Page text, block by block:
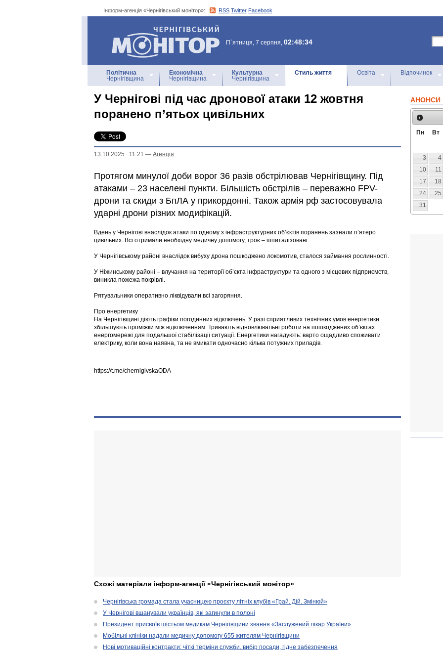
Інформ-агенція «Чернігівський монітор»: RSS Twitter Facebook
Інформ-агенція
«Чернігівський монітор»
П`ятниця, 7 серпня, 02:48:34
Політична
Чернігівщина
Економічна
Чернігівщина
Культурна
Чернігівщина
Стиль життя Освіта Відпочинок
У Чернігові під час дронової атаки 12 жовтня
поранено п’ятьох цивільних
13.10.2025 11:21 — Агенцiя
Протягом минулої доби ворог 36 разів обстрілював Чернігівщину. Під
атаками – 23 населені пункти. Більшість обстрілів – переважно FPV-
дрони та скиди з БпЛА у прикордонні. Також армія рф застосовувала
ударні дрони різних модифікацій.
Вдень у Чернігові внаслідок атаки по одному з інфраструктурних об’єктів поранень зазнали п’ятеро
цивільних. Всі отримали необхідну медичну допомогу, троє – шпиталізовані.
У Чернігівському районі внаслідок вибуху дрона пошкоджено локомотив, сталося займання рослинності.
У Ніжинському районі – влучання на території об’єкта інфраструктури та одного з місцевих підприємств,
виникла пожежа покрівлі.
Рятувальники оперативно ліквідували всі загоряння.
Про енергетику
На Чернігівщині діють графіки погодинних відключень. У разі сприятливих технічних умов енергетики
збільшують проміжки між відключенням. Тривають відновлювальні роботи на пошкоджених об’єктах
енергомережі для подальшої стабілізації ситуації. Енергетики нагадують: варто ощадливо споживати
електрику, коли вона наявна, та не вмикати одночасно кілька потужних приладів.
https://t.me/chernigivskaODA
Схожі матеріали інформ-агенції «Чернігівський монітор»
Чернігівська громада стала учасницею проєкту літніх клубів «Грай. Дій. Змінюй»
У Чернігові вшанували українців, які загинули в полоні
Президент присвоїв шістьом медикам Чернігівщини звання «Заслужений лікар України»
Мобільні клініки надали медичну допомогу 655 жителям Чернігівщини
Нові мотиваційні контракти: чіткі терміни служби, вибір посади, гідне забезпечення
АНОНСИ
Пн Вт
3
4
10
11
17
18
24
25
31